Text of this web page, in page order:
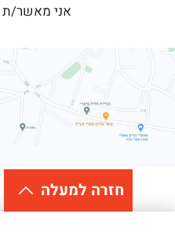
אני מאשר/ת
חזרה למעלה